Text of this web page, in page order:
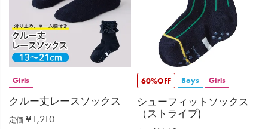
Girls
クルー丈レースソックス
定価 ¥ 1,210
60%OFF Boys Girls
シューフィットソックス
（ストライプ)